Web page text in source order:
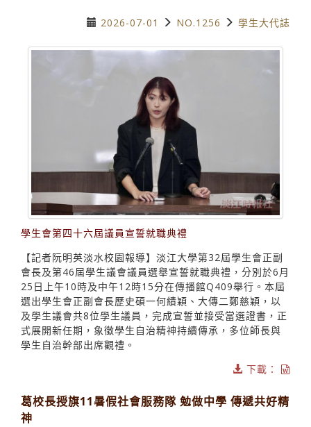
2026-07-01 NO.1256 學生大代誌
學生會第四十六屆議員宣誓就職典禮
【記者阮明英淡水校園報導】淡江大學第32屆學生會正副
會長及第46屆學生議會議員選舉宣誓就職典禮，分別於6月
25日上午10時及中午12時15分在傳播館Q409舉行。本屆
選出學生會正副會長歷史碩一何績穎、大傳二鄭慈穎，以
及學生議會共8位學生議員，完成宣誓並接受當選證書，正
式展開新任期，象徵學生自治精神持續傳承，多位師長與
學生自治幹部出席觀禮。
下載：
葛校長授旗11暑假社會服務隊 勉做中學 傳遞共好精
神